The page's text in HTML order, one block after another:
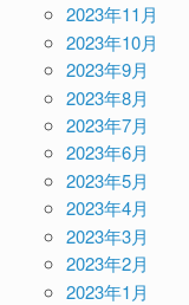
2023年11月
2023年10月
2023年9月
2023年8月
2023年7月
2023年6月
2023年5月
2023年4月
2023年3月
2023年2月
2023年1月